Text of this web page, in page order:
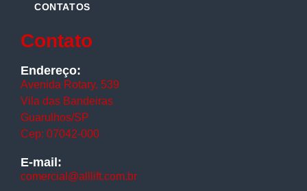
CONTATOS
Contato
Endereço:
Avenida Rotary, 539
Vila das Bandeiras
Guarulhos/SP
Cep: 07042-000
E-mail:
comercial@alllift.com.br